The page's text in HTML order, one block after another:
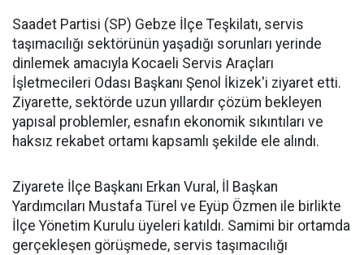
Saadet Partisi (SP) Gebze İlçe Teşkilatı, servis
taşımacılığı sektörünün yaşadığı sorunları yerinde
dinlemek amacıyla Kocaeli Servis Araçları
İşletmecileri Odası Başkanı Şenol İkizek'i ziyaret etti.
Ziyarette, sektörde uzun yıllardır çözüm bekleyen
yapısal problemler, esnafın ekonomik sıkıntıları ve
haksız rekabet ortamı kapsamlı şekilde ele alındı.
Ziyarete İlçe Başkanı Erkan Vural, İl Başkan
Yardımcıları Mustafa Türel ve Eyüp Özmen ile birlikte
İlçe Yönetim Kurulu üyeleri katıldı. Samimi bir ortamda
gerçekleşen görüşmede, servis taşımacılığı